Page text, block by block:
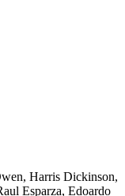
Harris Dickinson,
Esparza, Edoardo